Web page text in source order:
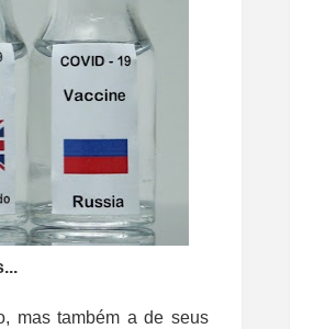
mas também a de seus